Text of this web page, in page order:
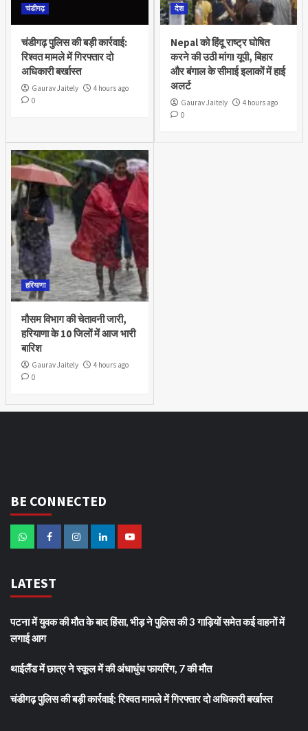
चंडीगढ़
चंडीगढ़ पुलिस की बड़ी कार्रवाई:
रिश्वत मामले में गिरफ्तार दो
अधिकारी बर्खास्त
Gaurav Jaitely
4 hours ago
0
देश
Nepal को हिंदू राष्ट्र घोषित
करने की उठी मांग! यूपी, बिहार
और बंगाल के सीमाई इलाकों में हाई
अलर्ट
Gaurav Jaitely
4 hours ago
0
हरियाणा
मौसम विभाग की चेतावनी जारी,
हरियाणा के 10 जिलों में आज भारी
बारिश
Gaurav Jaitely
4 hours ago
0
BE CONNECTED
LATEST
पटना में युवक की मौत के बाद हिंसा, भीड़ ने पुलिस की 3 गाड़ियों समेत कई वाहनों में
लगाई आग
थाईलैंड में छात्र ने स्कूल में की अंधाधुंध फायरिंग, 7 की मौत
चंडीगढ़ पुलिस की बड़ी कार्रवाई: रिश्वत मामले में गिरफ्तार दो अधिकारी बर्खास्त